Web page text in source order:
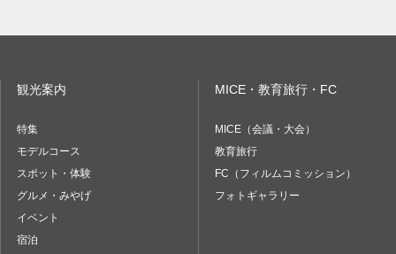
観光案内
特集
モデルコース
スポット・体験
グルメ・みやげ
イベント
宿泊
MICE・教育旅行・FC
MICE（会議・大会）
教育旅行
FC（フィルムコミッション）
フォトギャラリー